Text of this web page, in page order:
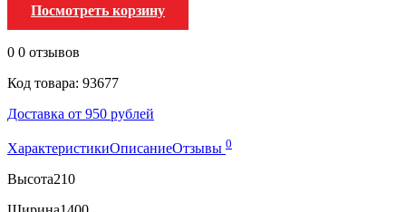
Посмотреть корзину
0 0 отзывов
Код товара: 93677
Доставка от 950 рублей
ХарактеристикиОписаниеОтзывы 0
Высота210